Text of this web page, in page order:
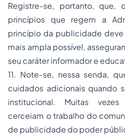
Registre-se, portanto, que,
princípios que regem a
princípio da publicidade
mais ampla possível,
seu caráter informador e
11. Note-se, nessa senda,
cuidados adicionais quando
institucional. Muitas
cerceiam o trabalho do
de publicidade do poder